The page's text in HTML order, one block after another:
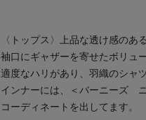
〈トップス〉上品な透け感のあ
袖口にギャザーを寄せたボリュ
適度なハリがあり、羽織のシャ
インナーには、＜バーニーズ
コーディネートを出してます。